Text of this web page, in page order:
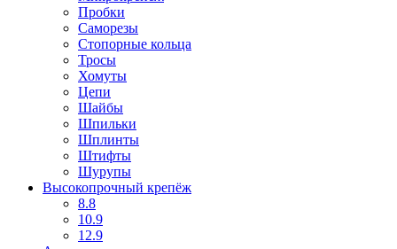
Пробки
Саморезы
Стопорные кольца
Тросы
Хомуты
Цепи
Шайбы
Шпильки
Шплинты
Штифты
Шурупы
Высокопрочный крепёж
8.8
10.9
12.9